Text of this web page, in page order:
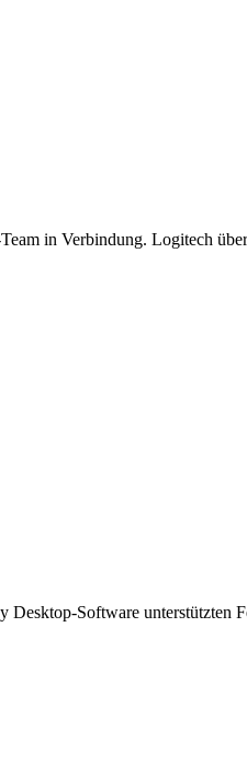
in Verbindung. Logitech
Software unterstützten